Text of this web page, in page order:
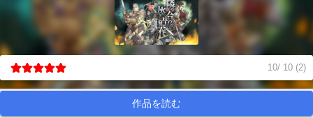
10/ 10 (2)
作品を読む